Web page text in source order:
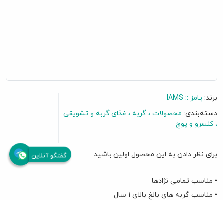
برند: یامز :: IAMS
دسته‌بندی: محصولات گربه
غذای گربه و تشویقی
کنسرو و پوچ
برای نظر دادن به این محصول اولین باشید
• مناسب تمامی نژادها
• مناسب گربه های بالغ بالای 1 سال
گفتگو آنلاین